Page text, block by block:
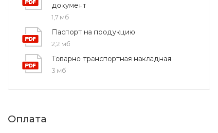
документ
1,7 мб
Паспорт на продукцию
2,2 мб
Товарно-транспортная накладная
3 мб
Оплата